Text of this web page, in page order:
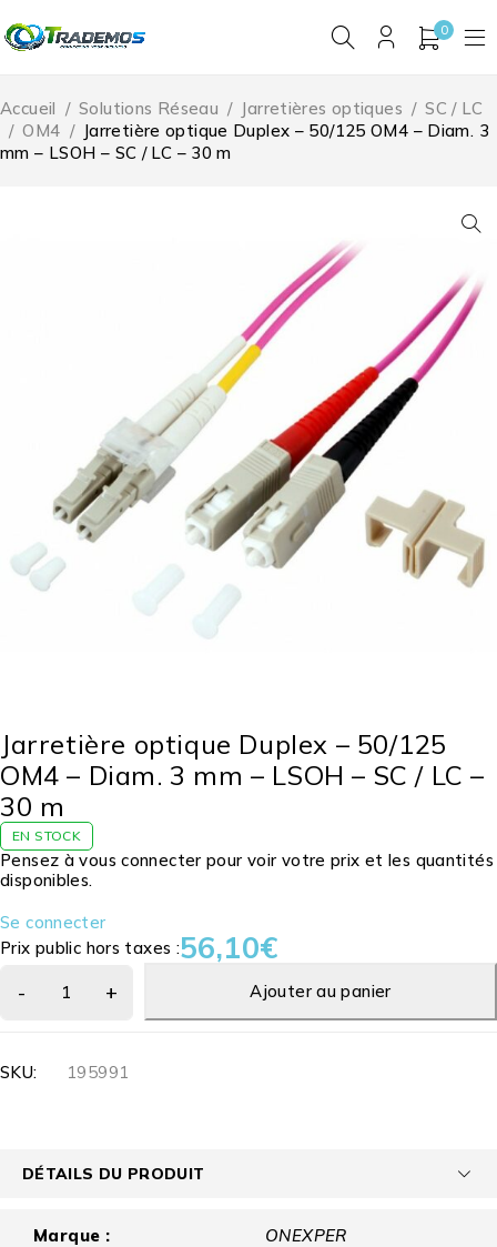
0
Accueil / Solutions Réseau / Jarretières optiques / SC / LC
/ OM4 / Jarretière optique Duplex – 50/125 OM4 – Diam. 3
mm – LSOH – SC / LC – 30 m
Jarretière optique Duplex – 50/125
OM4 – Diam. 3 mm – LSOH – SC / LC –
30 m
EN STOCK
Pensez à vous connecter pour voir votre prix et les quantités
disponibles.
Se connecter
Prix public hors taxes :56,10€
Ajouter au panier
SKU: 195991
DÉTAILS DU PRODUIT
Marque : ONEXPER